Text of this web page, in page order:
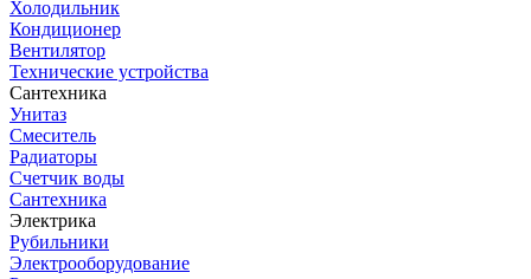
Холодильник
Кондиционер
Вентилятор
Технические устройства
Сантехника
Унитаз
Смеситель
Радиаторы
Счетчик воды
Сантехника
Электрика
Рубильники
Электрооборудование